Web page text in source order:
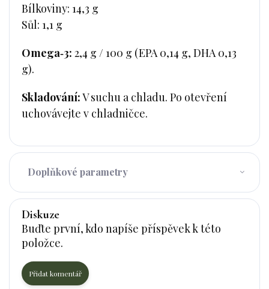
Bílkoviny: 14,3 g
Sůl: 1,1 g
Omega‑3: 2,4 g / 100 g (EPA 0,14 g, DHA 0,13
g).
Skladování:V suchu a chladu. Po otevření
uchovávejte v chladničce.
Doplňkové parametry
Diskuze
Buďte první, kdo napíše příspěvek k této
položce.
Přidat komentář